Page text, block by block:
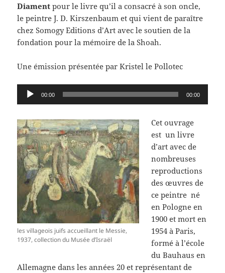
Diament pour le livre qu’il a consacré à son oncle,
le peintre J. D. Kirszenbaum et qui vient de paraître
chez Somogy Editions d’Art avec le soutien de la
fondation pour la mémoire de la Shoah.
Une émission présentée par Kristel le Pollotec
Lecteur 00:00 00:00
les villageois juifs accueillant le Messie,
1937, collection du Musée d’Israël
Cet ouvrage
est un livre
d’art avec de
nombreuses
reproductions
des œuvres de
ce peintre né
en Pologne en
1900 et mort en
1954 à Paris,
formé à l’école
du Bauhaus en
Allemagne dans les années 20 et représentant de